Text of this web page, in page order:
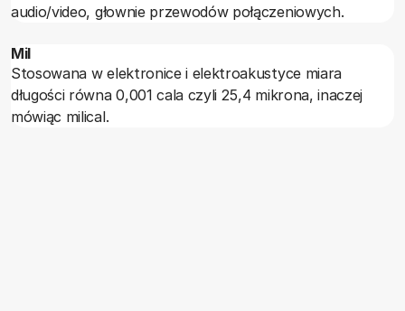
audio/video, głownie przewodów połączeniowych.
Mil
Stosowana w elektronice i elektroakustyce miara
długości równa 0,001 cala czyli 25,4 mikrona, inaczej
mówiąc milical.